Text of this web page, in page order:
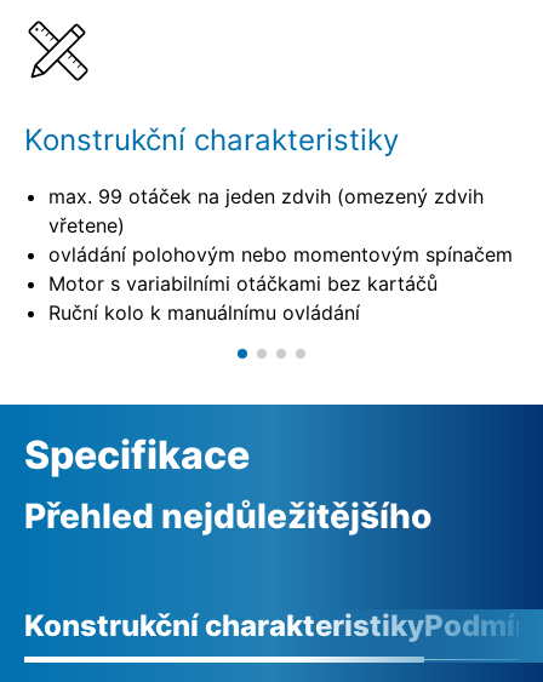
Konstrukční charakteristiky
max. 99 otáček na jeden zdvih (omezený zdvih
vřetene)
ovládání polohovým nebo momentovým spínačem
Motor s variabilními otáčkami bez kartáčů
Ruční kolo k manuálnímu ovládání
Specifikace
Přehled nejdůležitějšího
Konstrukční charakteristiky